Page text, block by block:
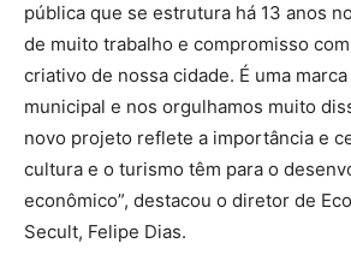
pública que se estrutura há 13 anos
de muito trabalho e compromisso
criativo de nossa cidade. É uma
municipal e nos orgulhamos muito
novo projeto reflete a importância e
cultura e o turismo têm para o
econômico”, destacou o diretor de
Secult, Felipe Dias.